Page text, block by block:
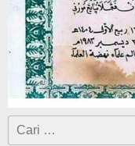
Cari
untuk: